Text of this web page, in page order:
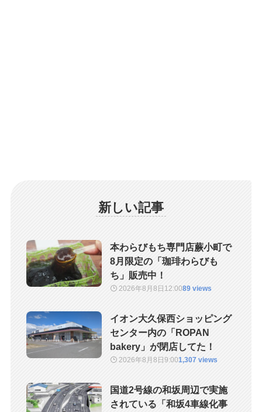
新しい記事
本わらびもち専門店蕨小町で
8月限定の「珈琲わらびも
ち」販売中！
2026年8月8日 12:0089 views
イオン大久保西ショッピング
センター内の「ROPAN
bakery」が閉店してた！
2026年8月8日9:001,307 views
国道2号線の和坂周辺で実施
されている「和坂4車線化事